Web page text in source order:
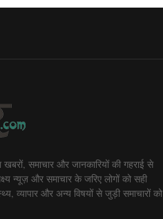
समाचार और जानकारियों की गहराई से
न्यूज़ और समाचार के जरिए लोगों को सही
व्यापार और अन्य विषयों से जुड़ी समाचारों को